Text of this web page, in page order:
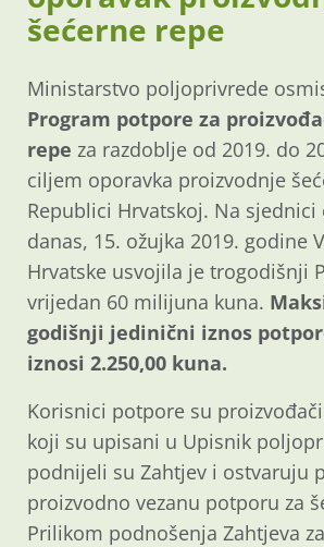
šećerne repe
Ministarstvo poljoprivrede
Program potpore za
repe za razdoblje od 2019. do
ciljem oporavka proizvodnje
Republici Hrvatskoj. Na sjednici
danas, 15. ožujka 2019. godine
Hrvatske usvojila je trogodišnji
vrijedan 60 milijuna kuna.
godišnji jedinični iznos
iznosi 2.250,00 kuna.
Korisnici potpore su
koji su upisani u Upisnik
podnijeli su Zahtjev i ostvaruju
proizvodno vezanu potporu za
Prilikom podnošenja Zahtjeva